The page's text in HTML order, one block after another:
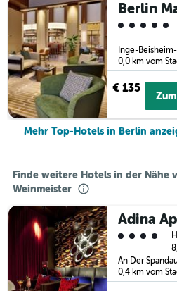
0,0 km vom
€ 135
Mehr Top-Hotels in Berlin
Finde weitere Hotels in der Nähe
Weinmeister
0,4 km vom